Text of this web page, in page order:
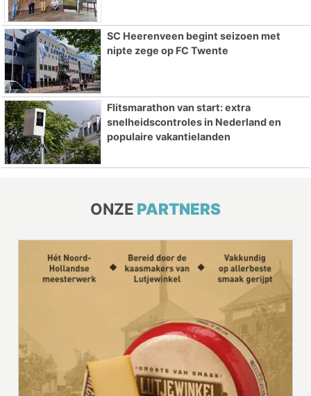
SC Heerenveen begint seizoen met
nipte zege op FC Twente
Flitsmarathon van start: extra
snelheidscontroles in Nederland en
populaire vakantielanden
ONZE PARTNERS